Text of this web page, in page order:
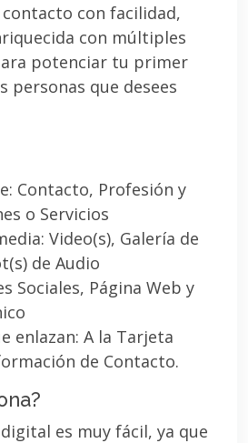
con facilidad,
con múltiples
potenciar tu primer
personas que desees
Contacto, Profesión y
o Servicios
Video(s), Galería de
de Audio
Sociales, Página Web y
enlazan: A la Tarjeta
de Contacto.
es muy fácil, ya que